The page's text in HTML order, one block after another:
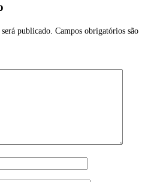
publicado. Campos obrigatórios são